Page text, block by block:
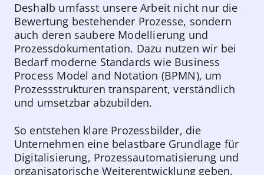
Deshalb umfasst unsere Arbeit nicht nur die
Bewertung bestehender Prozesse, sondern
auch deren saubere Modellierung und
Prozessdokumentation. Dazu nutzen wir bei
Bedarf moderne Standards wie Business
Process Model and Notation (BPMN), um
Prozessstrukturen transparent, verständlich
und umsetzbar abzubilden.
So entstehen klare Prozessbilder, die
Unternehmen eine belastbare Grundlage für
Digitalisierung, Prozessautomatisierung und
organisatorische Weiterentwicklung geben.